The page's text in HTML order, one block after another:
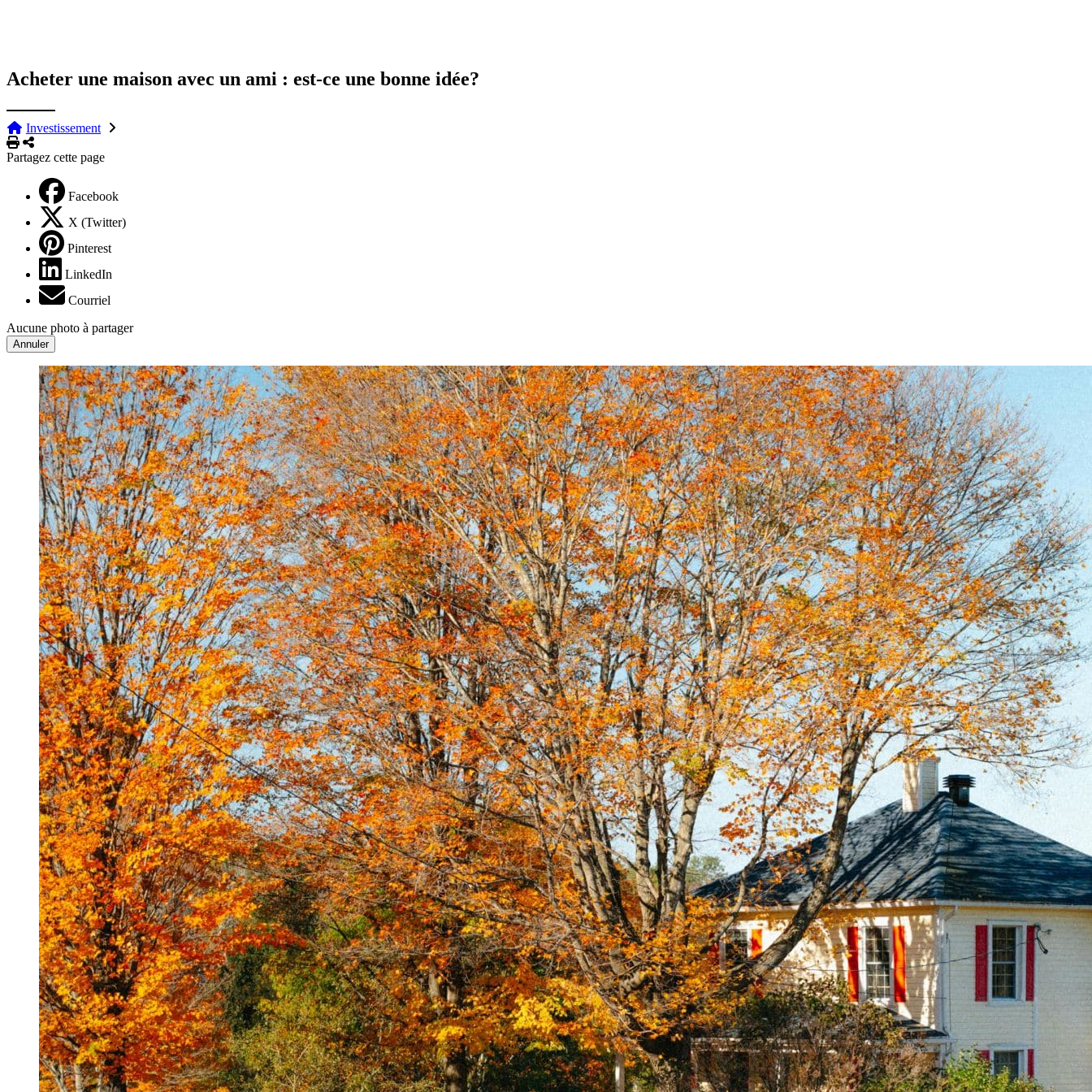
Acheter une maison avec un ami : est-ce une bonne idée?
Investissement
Imprimer
Partager
Partagez cette page
Facebook
X (Twitter)
Pinterest
LinkedIn
Courriel
Aucune photo à partager
Annuler